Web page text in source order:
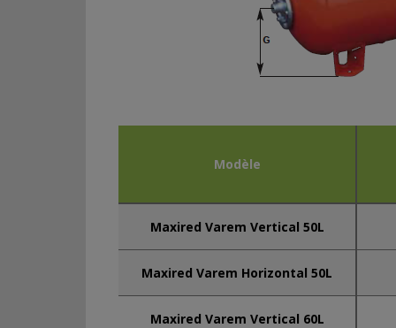
Modèle
Maxired Varem Vertical 50L
Maxired Varem Horizontal 50L
Maxired Varem Vertical 60L